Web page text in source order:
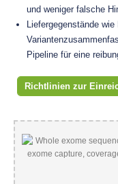
und weniger falsche
Liefergegenstände
Pipeline für eine
Richtlinien zur